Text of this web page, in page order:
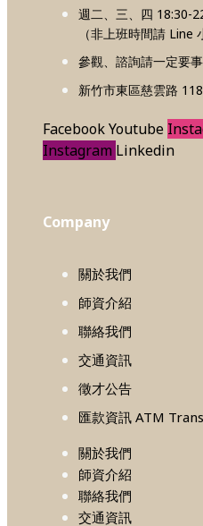
週二、三、四 18:30-
（非上班時間請 Line
參觀、諮詢請一定要
新竹市東區慈雲路
FacebookYoutube
Instagram Linkedin
Company
關於我們
師資介紹
聯絡我們
交通資訊
徵才公告
匯款資訊 ATM
關於我們
師資介紹
聯絡我們
交通資訊